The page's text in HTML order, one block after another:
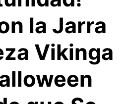
la Jarra
Vikinga